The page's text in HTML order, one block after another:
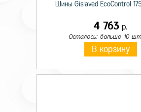
Шины Gislaved EcoControl
4 763р.
Осталось: больше 10 шт.
В корзину